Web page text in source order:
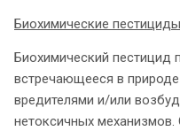
Биохимические пестициды
Биохимический пестицид
встречающееся в
вредителями и/или
нетоксичных механизмов.